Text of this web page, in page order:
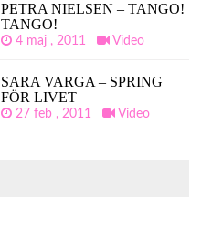
PETRA NIELSEN – TANGO!
TANGO!
4 maj , 2011 Video
SARA VARGA – SPRING
FÖR LIVET
27 feb , 2011 Video